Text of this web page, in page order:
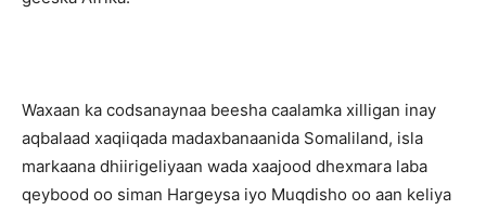
Waxaan ka codsanaynaa beesha caalamka xilligan inay
aqbalaad xaqiiqada madaxbanaanida Somaliland, isla
markaana dhiirigeliyaan wada xaajood dhexmara laba
qeybood oo siman Hargeysa iyo Muqdisho oo aan keliya